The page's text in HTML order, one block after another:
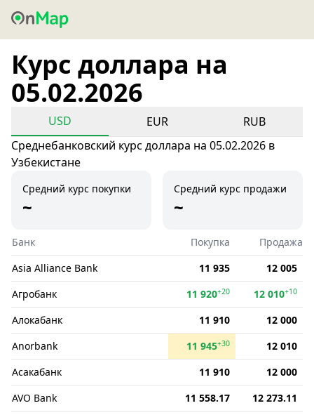
Курс доллара на
05.02.2026
USD EUR
RUB
Среднебанковский курс доллара на 05.02.2026 в
Узбекистане
Средний курс покупки
~
Средний курс продажи
~
Банк Покупка
Продажа
Asia Alliance Bank
11 935
12 005
Агробанк
11 920+20 12 010+10
Алокабанк 11 910
12 000
Anorbank
11 945+30
12 010
Асакабанк
11 910
12 000
AVO Bank
11 558.17
12 273.11